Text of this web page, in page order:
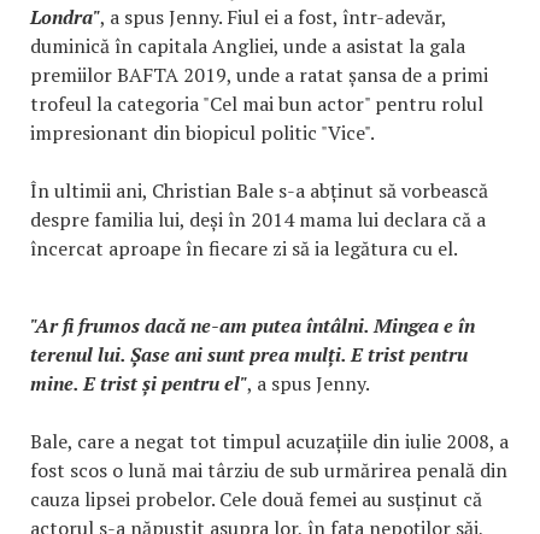
Londra", a spus Jenny. Fiul ei a fost, într-adevăr,
duminică în capitala Angliei, unde a asistat la gala
premiilor BAFTA 2019, unde a ratat șansa de a primi
trofeul la categoria "Cel mai bun actor" pentru rolul
impresionant din biopicul politic "Vice".
În ultimii ani, Christian Bale s-a abținut să vorbească
despre familia lui, deși în 2014 mama lui declara că a
încercat aproape în fiecare zi să ia legătura cu el.
"Ar fi frumos dacă ne-am putea întâlni. Mingea e în
terenul lui. Șase ani sunt prea mulți. E trist pentru
mine. E trist și pentru el", a spus Jenny.
Bale, care a negat tot timpul acuzațiile din iulie 2008, a
fost scos o lună mai târziu de sub urmărirea penală din
cauza lipsei probelor. Cele două femei au susținut că
actorul s-a năpustit asupra lor, în fața nepoților săi,